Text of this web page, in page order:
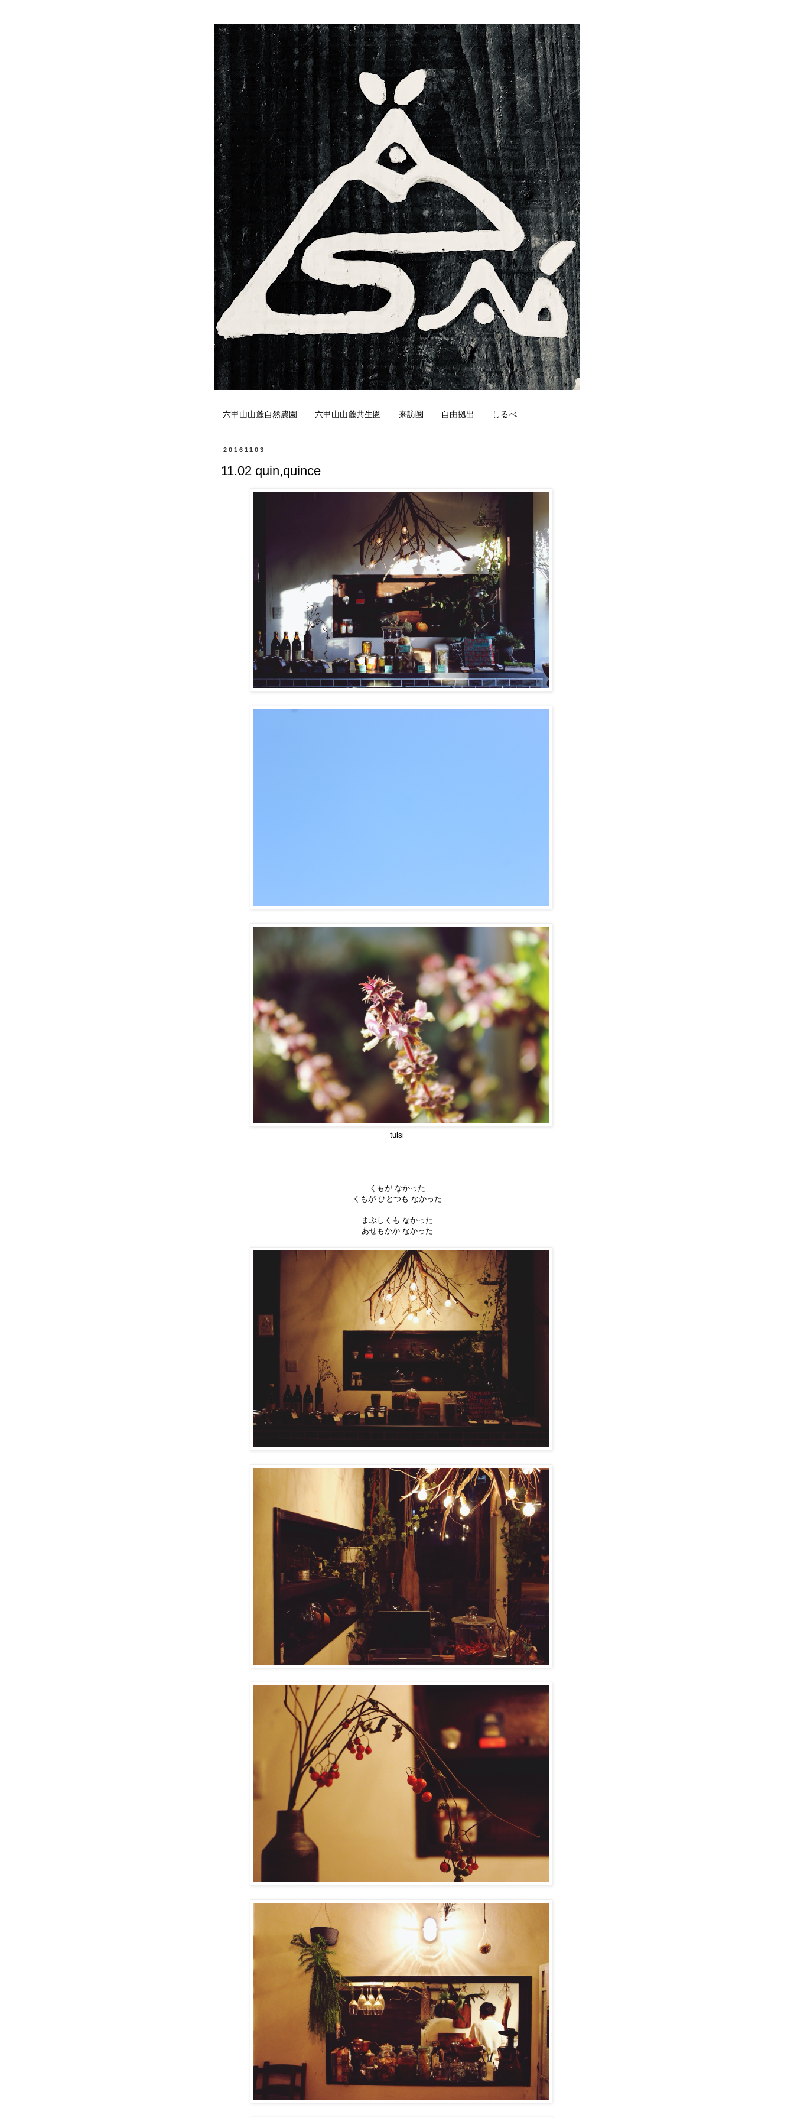
六甲山山麓自然農園 六甲山山麓共生圏 来訪圏 自由拠出 しるべ
20161103
11.02 quin,quince
tulsi
くもが なかった
くもが ひとつも なかった
まぶしくも なかった
あせもかか なかった